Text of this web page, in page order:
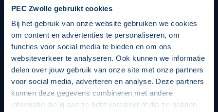
PEC Zwolle gebruikt cookies
Bij het gebruik van onze website gebruiken we cookies
om content en advertenties te personaliseren, om
functies voor social media te bieden en om ons
websiteverkeer te analyseren. Ook kunnen we informatie
delen over jouw gebruik van onze site met onze partners
voor social media, adverteren en analyse. Deze partners
kunnen deze gegevens combineren met andere
informatie die jij aan ze hebt verstrekt of die ze hebben